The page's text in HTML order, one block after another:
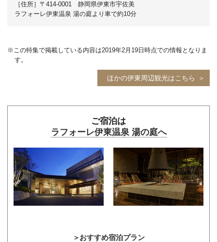
［住所］〒414-0001 静岡県伊東市宇佐美
ラフォーレ伊東温泉 湯の庭より車で約10分
※この特集で掲載している内容は2019年2月19日時点での情報となりま
す。
ほかの伊東周辺観光はこちら
ご宿泊は
ラフォーレ伊東温泉 湯の庭へ
おすすめ宿泊プラン